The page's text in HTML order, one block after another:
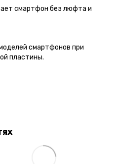
смартфон без люфта и
смартфонов при
пластины.